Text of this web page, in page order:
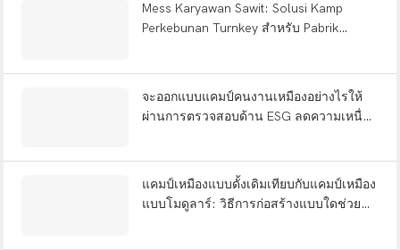
Mess Karyawan Sawit: Solusi Kamp
Perkebunan Turnkey สำหรับ Pabrik
จะออกแบบแคมป์คนงานเหมืองอย่างไรให้
ผ่านการตรวจสอบด้าน ESG ลดความเหนื่อย
แคมป์เหมืองแบบดั้งเดิมเทียบกับแคมป์เหมือง
แบบโมดูลาร์: วิธีการก่อสร้างแบบใดช่วย